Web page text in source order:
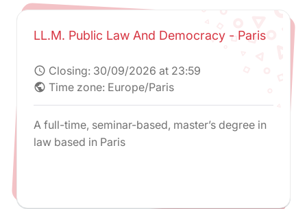
LL.M. Public Law And Democracy - Paris
schedule Closing: 30/09/2026 at 23:59
public Time zone: Europe/Paris
A full-time, seminar-based, master’s degree in
law based in Paris